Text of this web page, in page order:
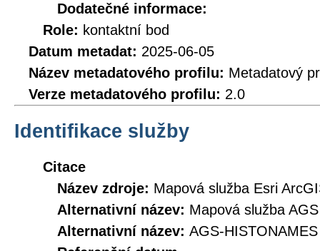
Dodatečné informace:
Role: kontaktní bod
Datum metadat: 2025-06-05
Název metadatového profilu: Metadatový
Verze metadatového profilu: 2.0
Identifikace služby
Citace
Název zdroje: Mapová služba Esri
Alternativní název: Mapová služba
Alternativní název: AGS-HISTONAMES